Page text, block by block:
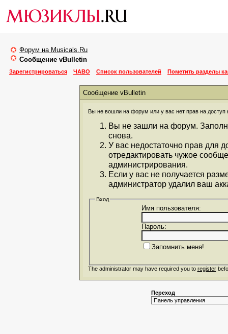
Форум на Musicals.Ru
Сообщение vBulletin
Зарегистрироваться ЧАВО Список пользователей Пометить разделы
Сообщение vBulletin
Вы не вошли на форум или у вас нет прав на доступ
Вы не зашли на форум.
снова.
У вас недостаточно прав для
отредактировать чужое
администрирования.
Если у вас не получается
администратор удалил ваш
Вход
Имя пользователя:
Пароль:
Запомнить меня!
The administrator may have required you to register
Переход